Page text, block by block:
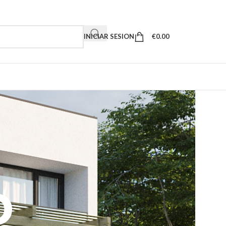
INICIAR SESION €0.00